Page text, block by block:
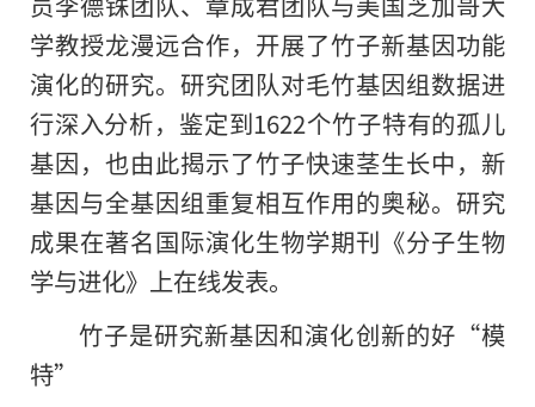
学教授龙漫远合作，开展了竹子新基因功能
演化的研究。研究团队对毛竹基因组数据进
行深入分析，鉴定到1622个竹子特有的孤儿
基因，也由此揭示了竹子快速茎生长中，新
基因与全基因组重复相互作用的奥秘。研究
成果在著名国际演化生物学期刊《分子生物
学与进化》上在线发表。
竹子是研究新基因和演化创新的好“模
特”